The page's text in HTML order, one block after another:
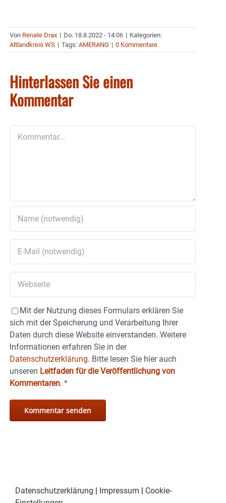
Von Renate Drax | Do. 18.8.2022 - 14:06 | Kategorien:
Altlandkreis WS | Tags: AMERANG | 0 Kommentare
Hinterlassen Sie einen
Kommentar
Mit der Nutzung dieses Formulars erklären Sie
sich mit der Speicherung und Verarbeitung Ihrer
Daten durch diese Website einverstanden. Weitere
Informationen erfahren Sie in der
Datenschutzerklärung. Bitte lesen Sie hier auch
unseren Leitfaden für die Veröffentlichung von
Kommentaren. *
Datenschutzerklärung | Impressum | Cookie-